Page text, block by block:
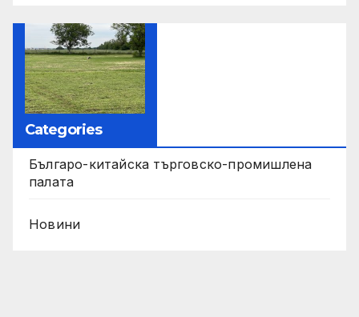
Categories
Българо-китайска търговско-промишлена
палата
Новини